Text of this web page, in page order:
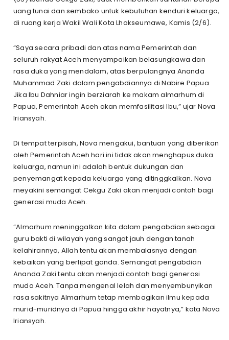
uang tunai dan sembako untuk kebutuhan kenduri keluarga,
di ruang kerja Wakil Wali Kota Lhokseumawe, Kamis (2/6).
“Saya secara pribadi dan atas nama Pemerintah dan
seluruh rakyat Aceh menyampaikan belasungkawa dan
rasa duka yang mendalam, atas berpulangnya Ananda
Muhammad Zaki dalam pengabdiannya di Nabire Papua.
Jika Ibu Dahniar ingin berziarah ke makam almarhum di
Papua, Pemerintah Aceh akan memfasilitasi Ibu,” ujar Nova
Iriansyah.
Di tempat terpisah, Nova mengakui, bantuan yang diberikan
oleh Pemerintah Aceh hari ini tidak akan menghapus duka
keluarga, namun ini adalah bentuk dukungan dan
penyemangat kepada keluarga yang ditinggkalkan. Nova
meyakini semangat Cekgu Zaki akan menjadi contoh bagi
generasi muda Aceh.
“Almarhum meninggalkan kita dalam pengabdian sebagai
guru bakti di wilayah yang sangat jauh dengan tanah
kelahirannya, Allah tentu akan membalasnya dengan
kebaikan yang berlipat ganda. Semangat pengabdian
Ananda Zaki tentu akan menjadi contoh bagi generasi
muda Aceh. Tanpa mengenal lelah dan menyembunyikan
rasa sakitnya Almarhum tetap membagikan ilmu kepada
murid-muridnya di Papua hingga akhir hayatnya,” kata Nova
Iriansyah.